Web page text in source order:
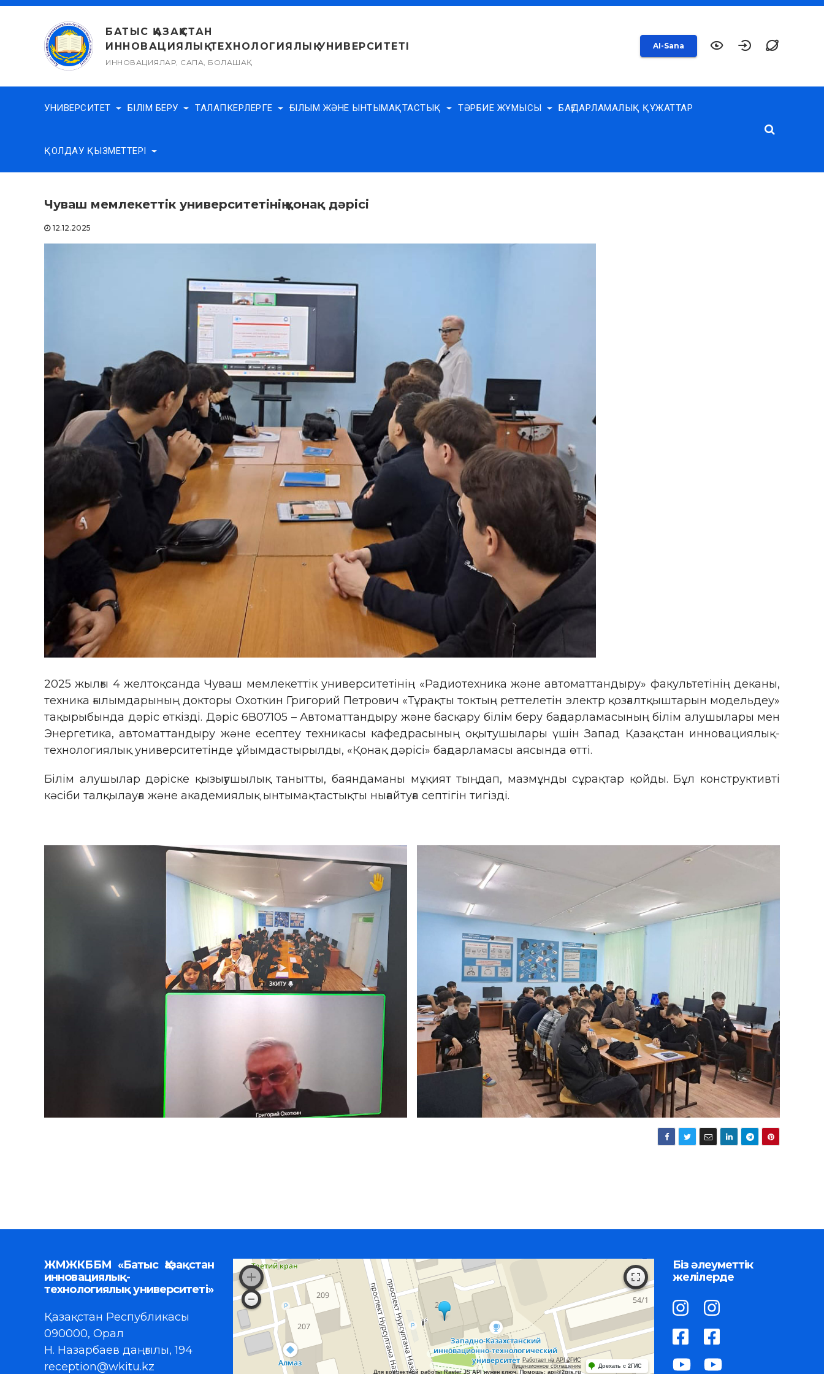
Skip
БАТЫС ҚАЗАҚСТАН
ИННОВАЦИЯЛЫҚ-ТЕХНОЛОГИЯЛЫҚ УНИВЕРСИТЕТІ
ИННОВАЦИЯЛАР, САПА, БОЛАШАҚ
AI-Sana
УНИВЕРСИТЕТ БІЛІМ БЕРУ ТАЛАПКЕРЛЕРГЕ ҒЫЛЫМ ЖӘНЕ ЫНТЫМАҚТАСТЫҚ ТӘРБИЕ ЖҰМЫСЫ БАҒДАРЛАМАЛЫҚ ҚҰЖАТТАР
ҚОЛДАУ ҚЫЗМЕТТЕРІ
Чуваш мемлекеттік университетінің қонақ дәрісі
12.12.2025
2025 жылғы 4 желтоқсанда Чуваш мемлекеттік университетінің «Радиотехника және автоматтандыру» факультетінің деканы,
техника ғылымдарының докторы Охоткин Григорий Петрович «Тұрақты токтың реттелетін электр қозғалтқыштарын модельдеу»
тақырыбында дәріс өткізді. Дәріс 6В07105 – Автоматтандыру және басқару білім беру бағдарламасының білім алушылары мен
Энергетика, автоматтандыру және есептеу техникасы кафедрасының оқытушылары үшін Запад Қазақстан инновациялық-
технологиялық университетінде ұйымдастырылды, «Қонақ дәрісі» бағдарламасы аясында өтті.
Білім алушылар дәріске қызығушылық танытты, баяндаманы мұқият тыңдап, мазмұнды сұрақтар қойды. Бұл конструктивті
кәсіби талқылауға және академиялық ынтымақтастықты нығайтуға септігін тигізді.
ЖМЖКББМ «Батыс Қазақстан
инновациялық-
технологиялық университеті»
Қазақстан Республикасы
090000, Орал
Н. Назарбаев даңғылы, 194
reception@wkitu.kz
Работает на API 2ГИС
Лицензионное соглашение
Для корректной работы Raster JS API нужен ключ. Помощь: api@2gis.ru
Доехать с 2ГИС
Біз әлеуметтік
желілерде